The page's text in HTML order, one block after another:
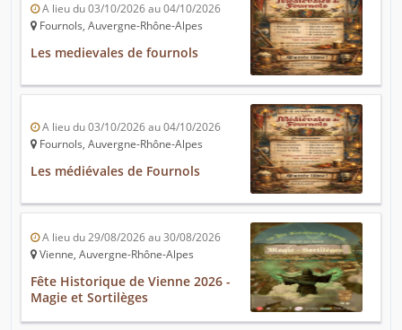
A lieu du 03/10/2026 au 04/10/2026
Fournols, Auvergne-Rhône-Alpes
Les medievales de fournols
A lieu du 03/10/2026 au 04/10/2026
Fournols, Auvergne-Rhône-Alpes
Les médiévales de Fournols
A lieu du 29/08/2026 au 30/08/2026
Vienne, Auvergne-Rhône-Alpes
Fête Historique de Vienne 2026 -
Magie et Sortilèges